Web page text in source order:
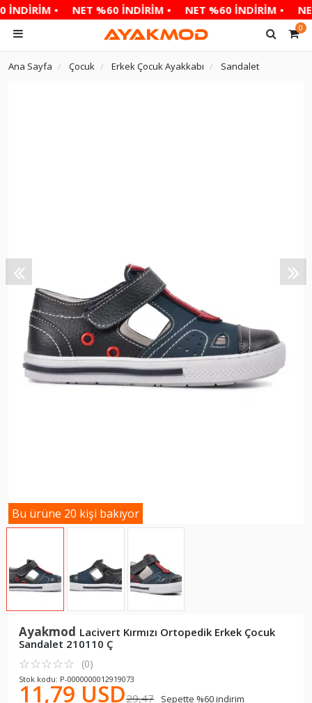
• NET %60 İNDİRİM • NET %60 İNDİRİM •
0
Ana Sayfa Çocuk Erkek Çocuk Ayakkabı Sandalet
Bu ürüne 20 kişi bakıyor
Ayakmod Lacivert Kırmızı Ortopedik Erkek Çocuk
Sandalet 210110 Ç
☆☆☆☆☆
★★★★★ (0)
Stok kodu: P-0000000012919073
11,79 USD29,47 Sepette %60 indirim